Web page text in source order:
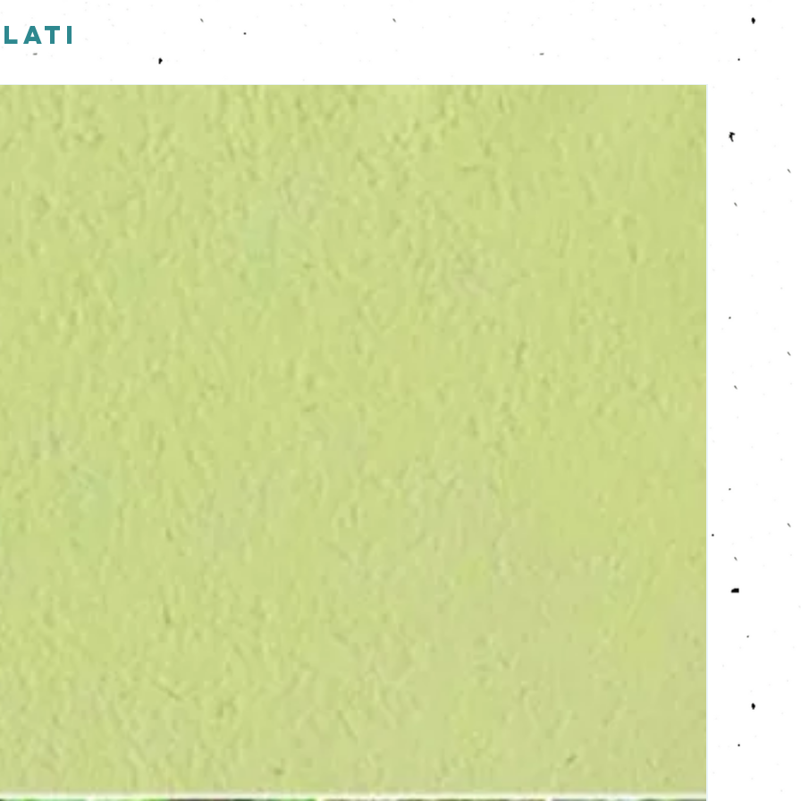
luminoso sotto un sottile strato di terra (1cm al
umido almeno per i primi giorni.
Vedrete spuntare vita, profumo e colore